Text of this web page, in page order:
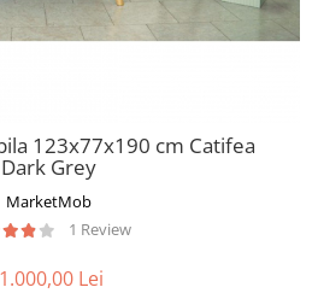
123x77x190 cm Catifea
Dark Grey
MarketMob
1 Review
1.000,00 Lei